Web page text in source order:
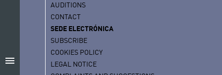
menu
AUDITIONS
CONTACT
SEDE ELECTRÓNICA
SUBSCRIBE
COOKIES POLICY
LEGAL NOTICE